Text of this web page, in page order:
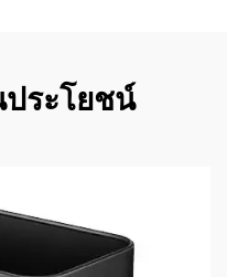
ระโยชน์